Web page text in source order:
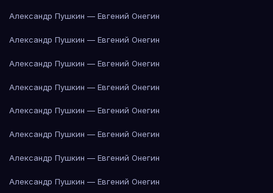
Александр Пушкин — Евгений Онегин
Александр Пушкин — Евгений Онегин
Александр Пушкин — Евгений Онегин
Александр Пушкин — Евгений Онегин
Александр Пушкин — Евгений Онегин
Александр Пушкин — Евгений Онегин
Александр Пушкин — Евгений Онегин
Александр Пушкин — Евгений Онегин